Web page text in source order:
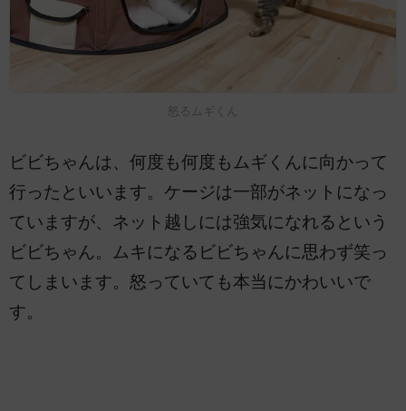
怒るムギくん
ビビちゃんは、何度も何度もムギくんに向かって
行ったといいます。ケージは一部がネットになっ
ていますが、ネット越しには強気になれるという
ビビちゃん。ムキになるビビちゃんに思わず笑っ
てしまいます。怒っていても本当にかわいいで
す。